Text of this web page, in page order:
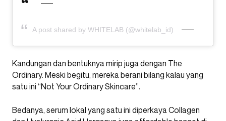
A post shared by WHITELAB (@whitelab_id)
Kandungan dan bentuknya mirip juga dengan The
Ordinary. Meski begitu, mereka berani bilang kalau yang
satu ini “Not Your Ordinary Skincare”.
Bedanya, serum lokal yang satu ini diperkaya Collagen